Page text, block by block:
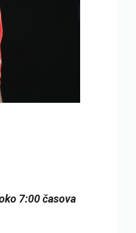
7:00 časova